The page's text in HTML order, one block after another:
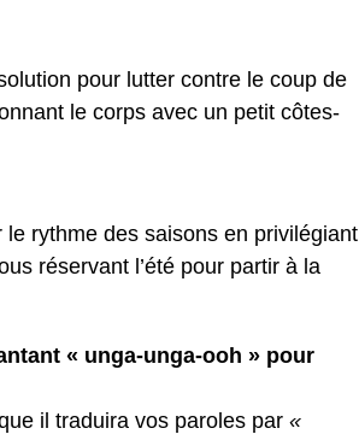
pour lutter contre le coup de
le corps avec un petit côtes-
rythme des saisons en privilégiant
réservant l’été pour partir à la
« unga-unga-ooh » pour
il traduira vos paroles par «